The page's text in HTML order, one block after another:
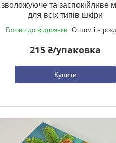
зволожуюче та заспокійливе
для всіх типів шкіри
Готово до відправки Оптом і в
215 ₴/упаковка
Купити